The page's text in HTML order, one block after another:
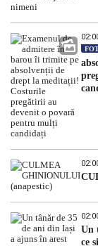
Un
ce